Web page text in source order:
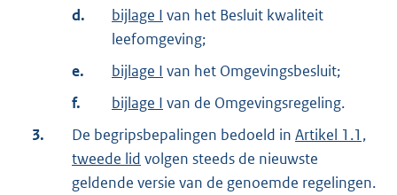
d.
bijlage I van het Besluit kwaliteit
leefomgeving;
e.
bijlage I van het Omgevingsbesluit;
f.
bijlage I van de Omgevingsregeling.
3.
De begripsbepalingen bedoeld in Artikel 1.1,
tweede lid volgen steeds de nieuwste
geldende versie van de genoemde regelingen.